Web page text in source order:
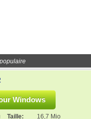
Taille:
16,7 Mio